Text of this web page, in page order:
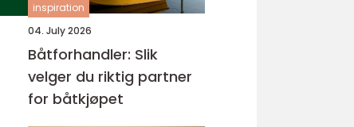
inspiration
04. July 2026
Båtforhandler: Slik
velger du riktig partner
for båtkjøpet